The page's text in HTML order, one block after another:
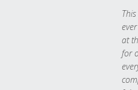
at
for